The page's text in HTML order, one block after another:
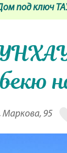
под ключ
Маркова, 95